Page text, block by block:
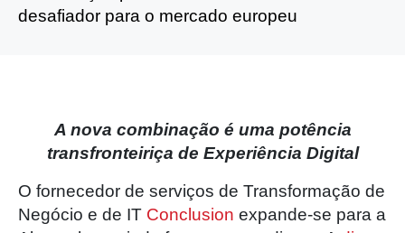
desafiador para o mercado europeu
A nova combinação é uma potência
transfronteiriça de Experiência Digital
O fornecedor de serviços de Transformação de
Negócio e de IT Conclusion expande-se para a